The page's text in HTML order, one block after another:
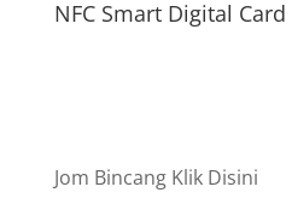
NFC Smart Digital Card
Jom Bincang Klik Disini